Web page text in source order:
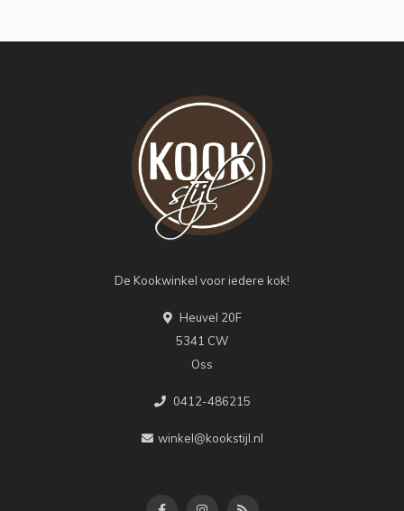
De Kookwinkel voor iedere kok!
Heuvel 20F
5341 CW
Oss
0412-486215
winkel@kookstijl.nl